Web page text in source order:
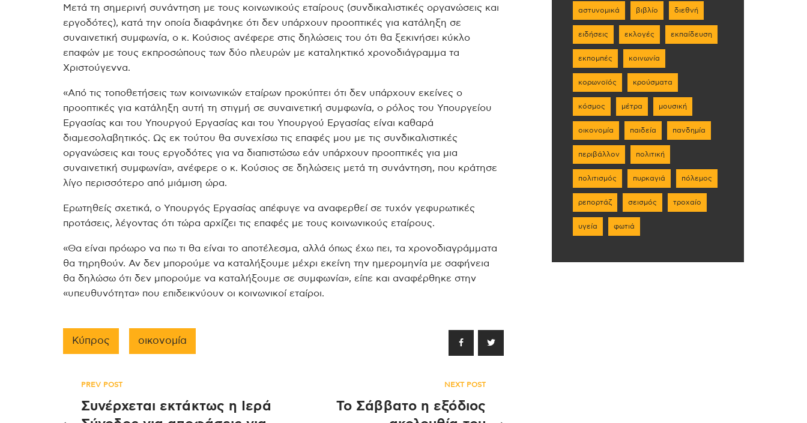
Μετά τη σημερινή συνάντηση με τους κοινωνικούς εταίρους (συνδικαλιστικές οργανώσεις και
εργοδότες), κατά την οποία διαφάνηκε ότι δεν υπάρχουν προοπτικές για κατάληξη σε
συναινετική συμφωνία, ο κ. Κούσιος ανέφερε στις δηλώσεις του ότι θα ξεκινήσει κύκλο
επαφών με τους εκπροσώπους των δύο πλευρών με καταληκτικό χρονοδιάγραμμα τα
Χριστούγεννα.
«Από τις τοποθετήσεις των κοινωνικών εταίρων προκύπτει ότι δεν υπάρχουν εκείνες ο
προοπτικές για κατάληξη αυτή τη στιγμή σε συναινετική συμφωνία, ο ρόλος του Υπουργείου
Εργασίας και του Υπουργού Εργασίας και του Υπουργού Εργασίας είναι καθαρά
διαμεσολαβητικός. Ως εκ τούτου θα συνεχίσω τις επαφές μου με τις συνδικαλιστικές
οργανώσεις και τους εργοδότες για να διαπιστώσω εάν υπάρχουν προοπτικές για μια
συναινετική συμφωνία», ανέφερε ο κ. Κούσιος σε δηλώσεις μετά τη συνάντηση, που κράτησε
λίγο περισσότερο από μιάμιση ώρα.
Ερωτηθείς σχετικά, ο Υπουργός Εργασίας απέφυγε να αναφερθεί σε τυχόν γεφυρωτικές
προτάσεις, λέγοντας ότι τώρα αρχίζει τις επαφές με τους κοινωνικούς εταίρους.
«Θα είναι πρόωρο να πω τι θα είναι το αποτέλεσμα, αλλά όπως έχω πει, τα χρονοδιαγράμματα
θα τηρηθούν. Αν δεν μπορούμε να καταλήξουμε μέχρι εκείνη την ημερομηνία με σαφήνεια
θα δηλώσω ότι δεν μπορούμε να καταλήξουμε σε συμφωνία», είπε και αναφέρθηκε στην
«υπευθυνότητα» που επιδεικνύουν οι κοινωνικοί εταίροι.
Κύπρος οικονομία
Πλοήγηση
PREV POST
Συνέρχεται εκτάκτως η Ιερά
NEXT POST
To Σάββατο η εξόδιος
αστυνομικά βιβλίο διεθνή
ειδήσεις εκλογές εκπαίδευση
εκπομπές κοινωνία
κορωνοϊός κρούσματα
κόσμος μέτρα μουσική
οικονομία παιδεία πανδημία
περιβάλλον πολιτική
πολιτισμός πυρκαγιά πόλεμος
ρεπορτάζ σεισμός τροχαίο
υγεία φωτιά